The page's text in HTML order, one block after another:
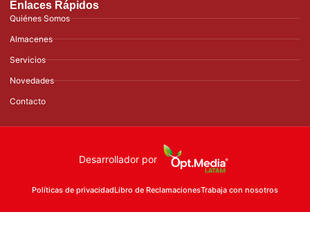
Enlaces Rápidos
Quiénes Somos
Almacenes
Servicios
Novedades
Contacto
Desarrollador por
Políticas de privacidadLibro de ReclamacionesTrabaja con nosotros